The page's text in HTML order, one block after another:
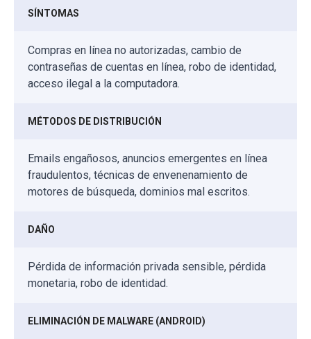
SÍNTOMAS
Compras en línea no autorizadas, cambio de
contraseñas de cuentas en línea, robo de identidad,
acceso ilegal a la computadora.
MÉTODOS DE DISTRIBUCIÓN
Emails engañosos, anuncios emergentes en línea
fraudulentos, técnicas de envenenamiento de
motores de búsqueda, dominios mal escritos.
DAÑO
Pérdida de información privada sensible, pérdida
monetaria, robo de identidad.
ELIMINACIÓN DE MALWARE (ANDROID)